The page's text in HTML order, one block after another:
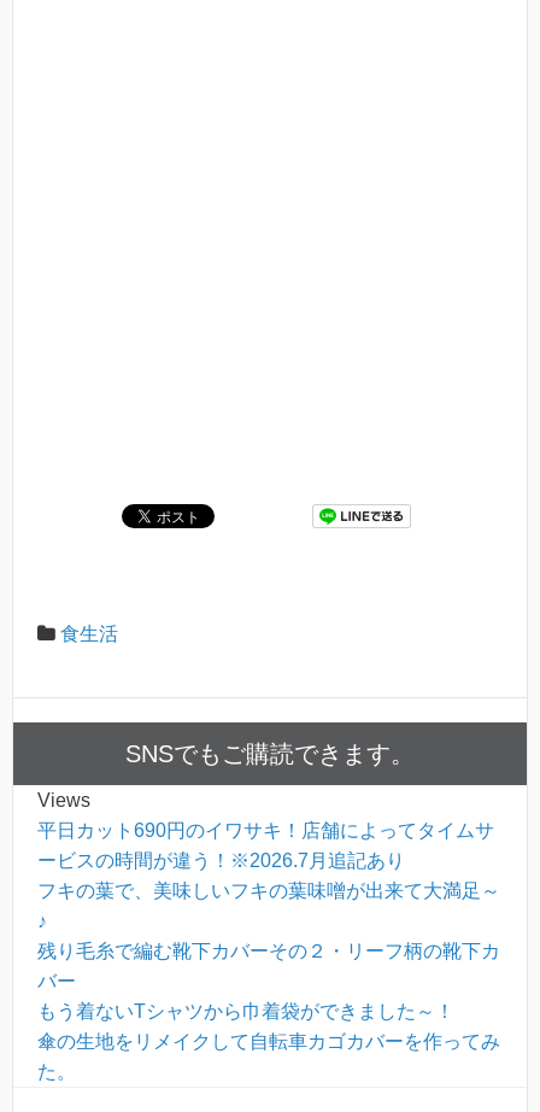
食生活
SNSでもご購読できます。
Views
平日カット690円のイワサキ！店舗によってタイムサ
ービスの時間が違う！※2026.7月追記あり
フキの葉で、美味しいフキの葉味噌が出来て大満足～
♪
残り毛糸で編む靴下カバーその２・リーフ柄の靴下カ
バー
もう着ないTシャツから巾着袋ができました～！
傘の生地をリメイクして自転車カゴカバーを作ってみ
た。